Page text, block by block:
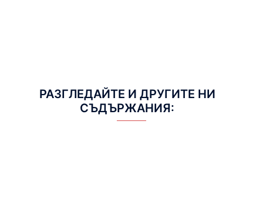
РАЗГЛЕДАЙТЕ И ДРУГИТЕ НИ
СЪДЪРЖАНИЯ: